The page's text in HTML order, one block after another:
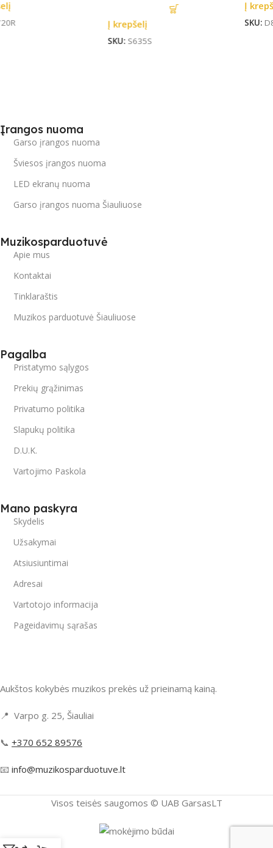
Į krepšelį
SKU:
SOU0031
Įrangos nuoma
Garso įrangos nuoma
Šviesos įrangos nuoma
LED ekranų nuoma
Garso įrangos nuoma Šiauliuose
Muzikosparduotuvė
Apie mus
Kontaktai
Tinklaraštis
Muzikos parduotuvė Šiauliuose
Pagalba
Pristatymo sąlygos
Prekių grąžinimas
Privatumo politika
Slapukų politika
D.U.K.
Vartojimo Paskola
Mano paskyra
Skydelis
Užsakymai
Atsiusiuntimai
Adresai
Vartotojo informacija
Pageidavimų sąrašas
Aukštos kokybės muzikos prekės už prieinamą kainą.
📍 Varpo g. 25, Šiauliai
📞 +370 652 89576
📧 info@muzikosparduotuve.lt
Visos teisės saugomos ©️ UAB GarsasLT